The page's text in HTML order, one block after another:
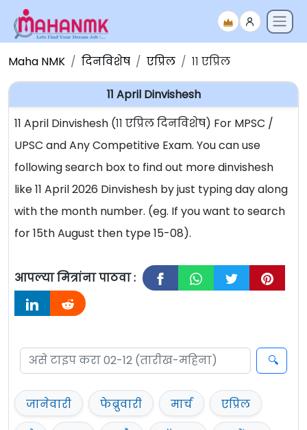
Maha NMK दिनविशेष एप्रिल ११ एप्रिल
11 April Dinvishesh
11 April Dinvishesh (११ एप्रिल दिनविशेष) For MPSC /
UPSC and Any Competitive Exam. You can use
following search box to find out more dinvishesh
like 11 April 2026 Dinvishesh by just typing day along
with the month number. (eg. If you want to search
for 15th August then type 15-08).
आपल्या मित्रांना पाठवा :
जानेवारी फेब्रुवारी मार्च
एप्रिल